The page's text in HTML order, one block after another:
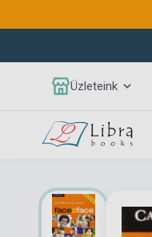
Üzleteink